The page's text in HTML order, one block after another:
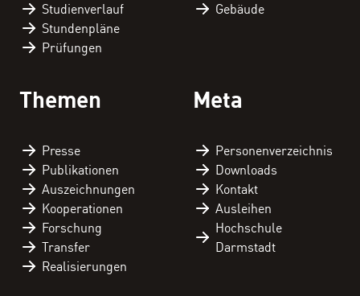
Studienverlauf
Stundenpläne
Prüfungen
Gebäude
Themen
Presse
Publikationen
Auszeichnungen
Kooperationen
Forschung
Transfer
Realisierungen
Meta
Personen­verzeichnis
Downloads
Kontakt
Ausleihen
Hochschule
Darmstadt